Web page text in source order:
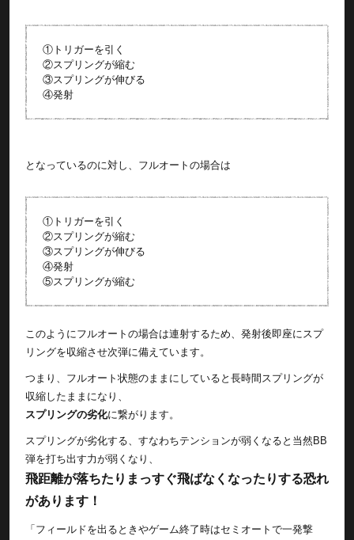
①トリガーを引く
②スプリングが縮む
③スプリングが伸びる
④発射
となっているのに対し、フルオートの場合は
①トリガーを引く
②スプリングが縮む
③スプリングが伸びる
④発射
⑤スプリングが縮む
このようにフルオートの場合は連射するため、発射後即座にスプ
リングを収縮させ次弾に備えています。
つまり、フルオート状態のままにしていると長時間スプリングが
収縮したままになり、
スプリングの劣化に繋がります。
スプリングが劣化する、すなわちテンションが弱くなると当然BB
弾を打ち出す力が弱くなり、
飛距離が落ちたりまっすぐ飛ばなくなったりする恐れ
があります！
「フィールドを出るときやゲーム終了時はセミオートで一発撃